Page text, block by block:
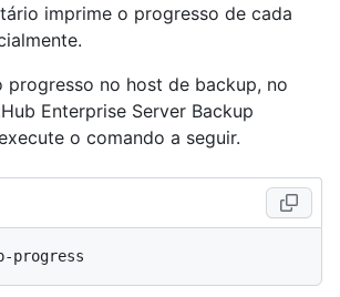
imprime o progresso de cada
progresso no host de backup, no
Enterprise Server Backup
o comando a seguir.